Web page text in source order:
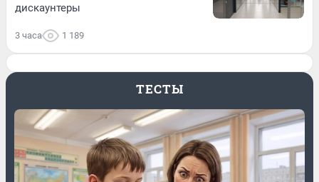
дискаунтеры
3 часа 1 189
ТЕСТЫ